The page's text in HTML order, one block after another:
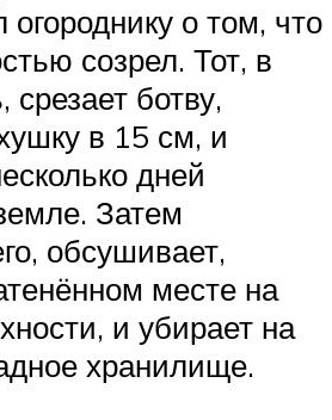
огороднику о том, что
созрел. Тот, в
ботву,
в 15 см, и
дней
Затем
обсушивает,
месте на
и убирает на
хранилище.